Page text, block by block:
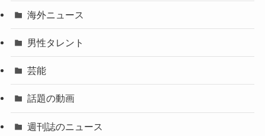
海外ニュース
男性タレント
芸能
話題の動画
週刊誌のニュース